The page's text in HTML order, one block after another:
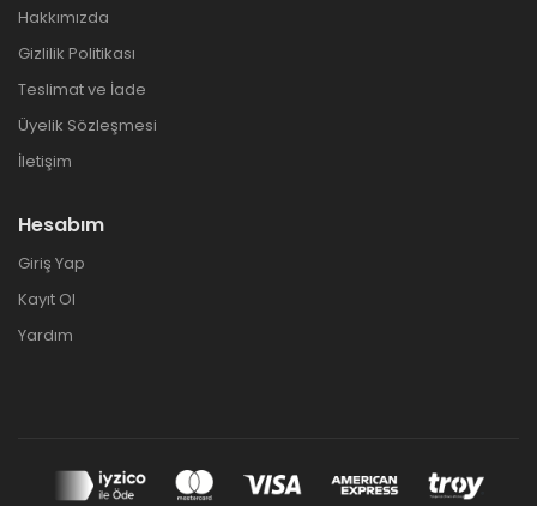
Hakkımızda
Gizlilik Politikası
Teslimat ve İade
Üyelik Sözleşmesi
İletişim
Hesabım
Giriş Yap
Kayıt Ol
Yardım